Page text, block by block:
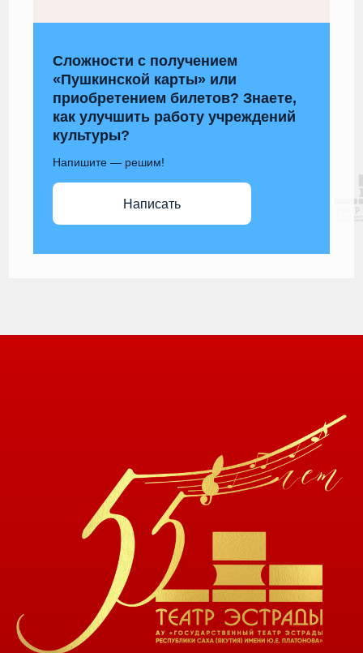
Сложности с получением
«Пушкинской карты» или
приобретением билетов? Знаете,
как улучшить работу учреждений
культуры?
Напишите — решим!
Написать